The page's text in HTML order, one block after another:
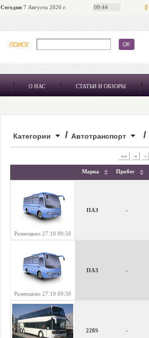
Сегодня7 Августа 2026 г. 09:44
О НАС СТАТЬИ И ОБЗОРЫ
Категории / Автотранспорт /
«« « ‹
Марка Пробег
Размещено 27.10 09:50
ПАЗ -
Размещено 27.10 09:50
ПАЗ -
228S -